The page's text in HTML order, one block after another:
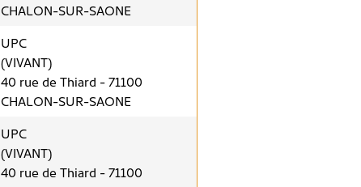
CHALON-SUR-SAONE
UPC
(VIVANT)
40 rue de Thiard - 71100
CHALON-SUR-SAONE
UPC
(VIVANT)
40 rue de Thiard - 71100